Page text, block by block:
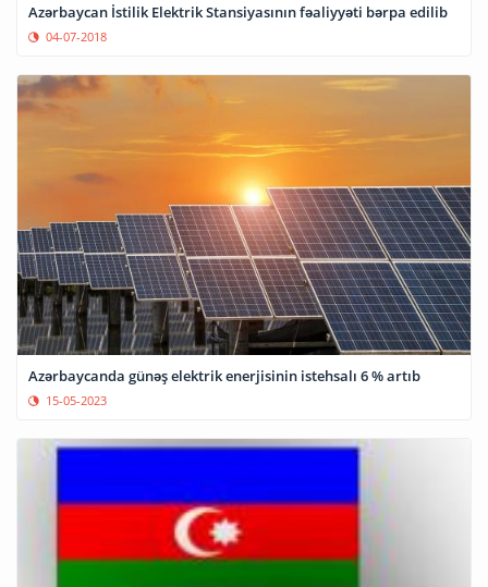
Azərbaycan İstilik Elektrik Stansiyasının fəaliyyəti bərpa edilib
04-07-2018
Azərbaycanda günəş elektrik enerjisinin istehsalı 6 % artıb
15-05-2023